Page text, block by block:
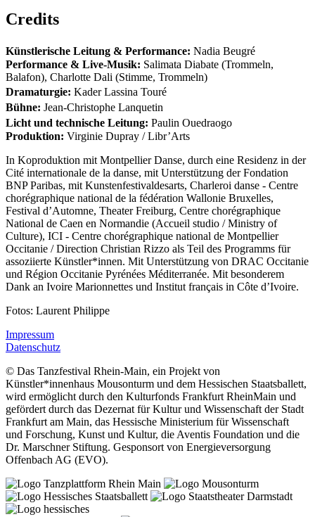
Credits
Künstlerische Leitung & Performance: Nadia Beugré
Performance & Live-Musik: Salimata Diabate (Trommeln,
Balafon), Charlotte Dali (Stimme, Trommeln)
Dramaturgie: Kader Lassina Touré
Bühne: Jean-Christophe Lanquetin
Licht und technische Leitung: Paulin Ouedraogo
Produktion: Virginie Dupray / Libr’Arts
In Koproduktion mit Montpellier Danse, durch eine Residenz in der
Cité internationale de la danse, mit Unterstützung der Fondation
BNP Paribas, mit Kunstenfestivaldesarts, Charleroi danse - Centre
chorégraphique national de la fédération Wallonie Bruxelles,
Festival d’Automne, Theater Freiburg, Centre chorégraphique
National de Caen en Normandie (Accueil studio / Ministry of
Culture), ICI - Centre chorégraphique national de Montpellier
Occitanie / Direction Christian Rizzo als Teil des Programms für
assoziierte Künstler*innen. Mit Unterstützung von DRAC Occitanie
und Région Occitanie Pyrénées Méditerranée. Mit besonderem
Dank an Ivoire Marionnettes und Institut français in Côte d’Ivoire.
Fotos: Laurent Philippe
Impressum
Datenschutz
© Das Tanzfestival Rhein-Main, ein Projekt von
Künstler*innenhaus Mousonturm und dem Hessischen Staatsballett,
wird ermöglicht durch den Kulturfonds Frankfurt RheinMain und
gefördert durch das Dezernat für Kultur und Wissenschaft der Stadt
Frankfurt am Main, das Hessische Ministerium für Wissenschaft
und Forschung, Kunst und Kultur, die Aventis Foundation und die
Dr. Marschner Stiftung. Gesponsort von Energieversorgung
Offenbach AG (EVO).